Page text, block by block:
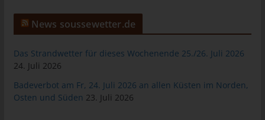
News soussewetter.de
Das Strandwetter für dieses Wochenende 25./26. Juli 2026
24. Juli 2026
Badeverbot am Fr, 24. Juli 2026 an allen Küsten im Norden,
Osten und Süden 23. Juli 2026
werden. Cookies ermöglichen uns, wie bereits erwähnt, die
Benutzer unserer Internetseite wiederzuerkennen. Zweck dieser
Wiedererkennung ist es, den Nutzern die Verwendung unserer
Internetseite zu erleichtern. Der Benutzer einer Internetseite, die
Cookies verwendet, muss beispielsweise nicht bei jedem
weil dies von der Internetseite und dem auf dem
Computersystem des Benutzers abgelegten Cookie